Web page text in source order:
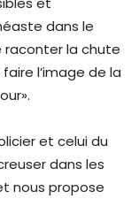
dans le
raconter la chute
l’image de la
et celui du
dans les
nous propose